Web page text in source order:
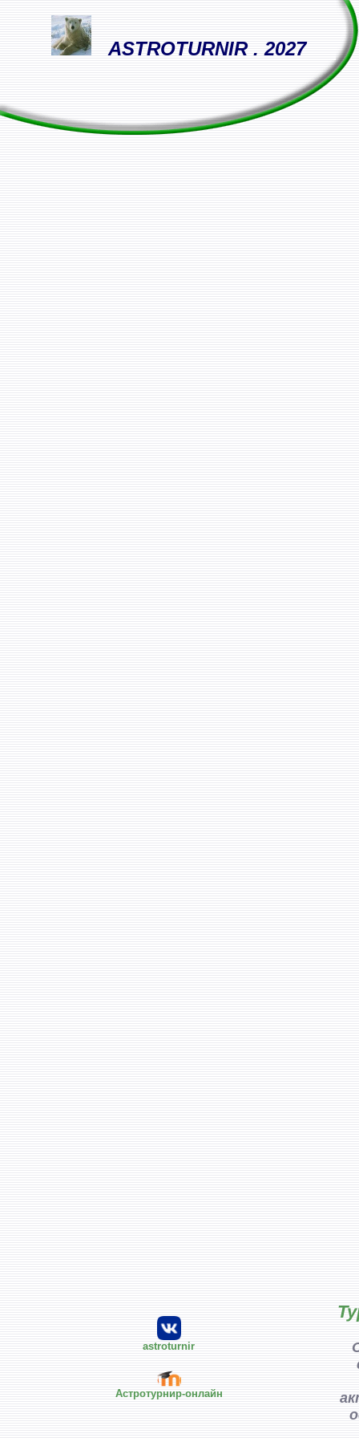
ASTROTURNIR . 2027
astroturnir
Астротурнир-онлайн